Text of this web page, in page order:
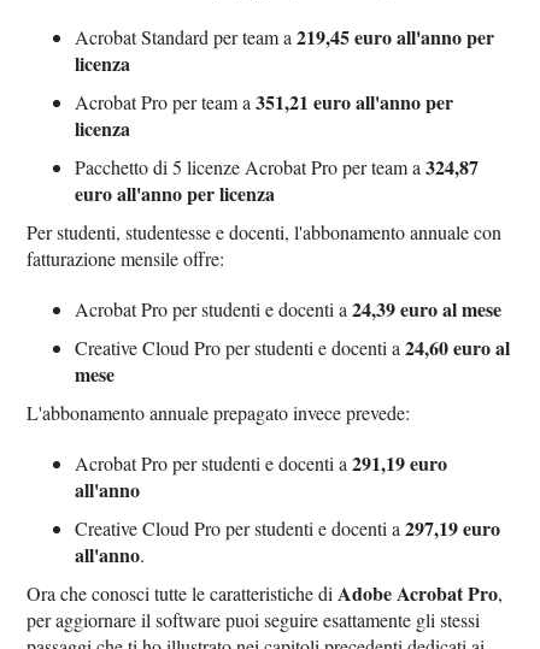
Acrobat Standard per team a219,45 euro all'anno per
licenza
Acrobat Pro per team a351,21 euro all'anno per
licenza
Pacchetto di 5 licenze Acrobat Pro per team a324,87
euro all'anno per licenza
Per studenti, studentesse e docenti, l'abbonamento annuale con
fatturazione mensile offre:
Acrobat Pro per studenti e docenti a24,39 euro al mese
Creative Cloud Pro per studenti e docenti a24,60 euro al
mese
L'abbonamento annuale prepagato invece prevede:
Acrobat Pro per studenti e docenti a291,19 euro
all'anno
Creative Cloud Pro per studenti e docenti a297,19 euro
all'anno.
Ora che conosci tutte le caratteristiche di Adobe Acrobat Pro,
per aggiornare il software puoi seguire esattamente gli stessi